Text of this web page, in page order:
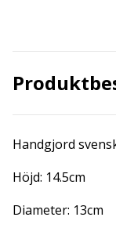
Handgjord
Höjd: 14.5cm
Diameter: 13cm